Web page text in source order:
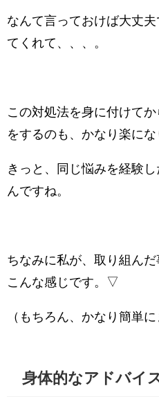
なんて言っておけば大丈
てくれて、、、。
この対処法を身に付けて
をするのも、かなり楽にな
きっと、同じ悩みを経験
んですね。
ちなみに私が、取り組ん
こんな感じです。▽
（もちろん、かなり簡単
身体的なアドバイ